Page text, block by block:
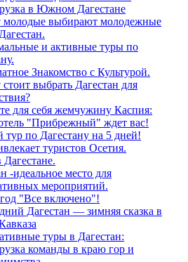
в Южном Дагестане
молодые выбирают молодежные
и активные туры по
Знакомство с Культурой.
выбрать Дагестан для
для себя жемчужину Каспия:
"Прибрежный" ждет вас!
по Дагестану на 5 дней!
туристов Осетия.
-идеальное место для
мероприятий.
"Все включено"!
Дагестан — зимняя сказка в
туры в Дагестан:
команды в краю гор и